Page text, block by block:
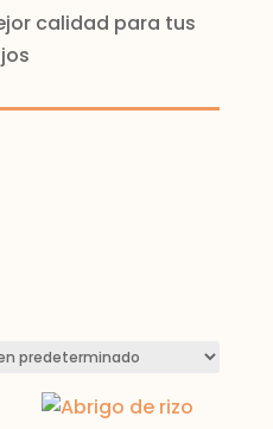
calidad para tus